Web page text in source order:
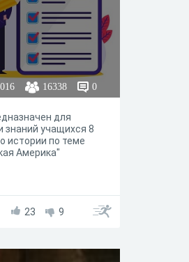
16338 0
для
знаний учащихся 8
истории по теме
Америка"
23 9